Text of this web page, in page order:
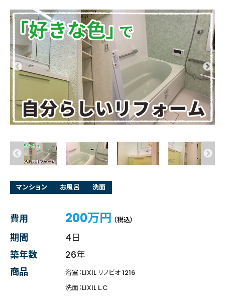
マンション お風呂 洗面
費用 200万円 （税込）
期間
4日
築年数
26年
商品
浴室：LIXIL リノビオ 1216
洗面：LIXIL L.C